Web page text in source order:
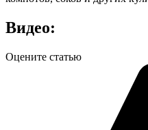
Видео:
Оцените статью